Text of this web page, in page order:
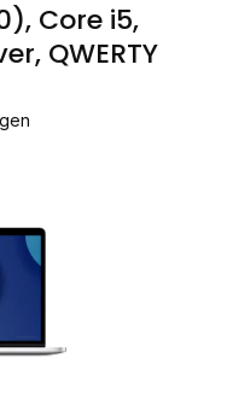
Core i5,
QWERTY